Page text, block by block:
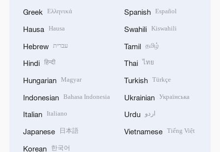
Greek Ελληνικά
Hausa Hausa
Hebrew עברית
Hindi हिन्दी
Hungarian Magyar
Indonesian Bahasa Indonesia
Italian Italiano
Japanese 日本語
Korean 한국어
Spanish Español
Swahili Kiswahili
Tamil தமிழ்
Thai ไทย
Turkish Türkçe
Ukrainian Українська
Urdu اردو
Vietnamese Tiếng Việt